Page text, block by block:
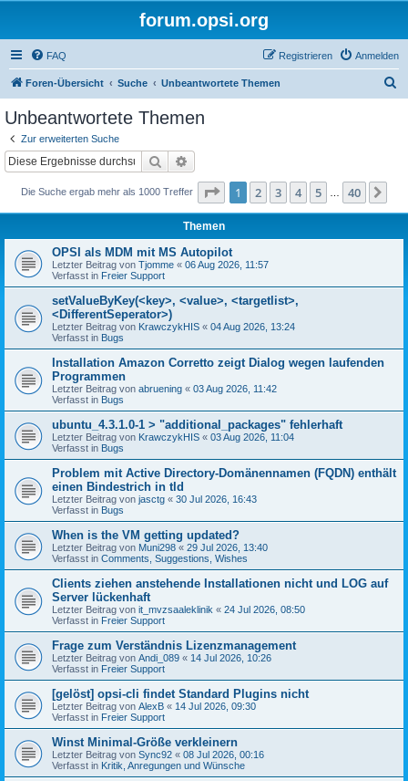
forum.opsi.org
FAQ Anmelden
Registrieren
Foren-Übersicht Suche Unbeantwortete Themen
Unbeantwortete Themen
Zur erweiterten Suche
Suche
Die Suche ergab mehr als 1000 Treffer Seite 1von 40
1 2 3 4 5 40
Themen
OPSI als MDM mit MS Autopilot
Letzter Beitrag von Tjomme « 06 Aug 2026, 11:57
Verfasst in Freier Support
setValueByKey(<key>, <value>, <targetlist>,
<DifferentSeperator>)
Letzter Beitrag von KrawczykHIS « 04 Aug 2026, 13:24
Verfasst in Bugs
Installation Amazon Corretto zeigt Dialog wegen laufenden
Programmen
Letzter Beitrag von abruening « 03 Aug 2026, 11:42
Verfasst in Bugs
ubuntu_4.3.1.0-1 > "additional_packages" fehlerhaft
Letzter Beitrag von KrawczykHIS « 03 Aug 2026, 11:04
Verfasst in Bugs
Problem mit Active Directory-Domänennamen (FQDN) enthält
einen Bindestrich in tld
Letzter Beitrag von jasctg « 30 Jul 2026, 16:43
Verfasst in Bugs
When is the VM getting updated?
Letzter Beitrag von Muni298 « 29 Jul 2026, 13:40
Verfasst in Comments, Suggestions, Wishes
Clients ziehen anstehende Installationen nicht und LOG auf
Server lückenhaft
Letzter Beitrag von it_mvzsaaleklinik « 24 Jul 2026, 08:50
Verfasst in Freier Support
Frage zum Verständnis Lizenzmanagement
Letzter Beitrag von Andi_089 « 14 Jul 2026, 10:26
Verfasst in Freier Support
[gelöst] opsi-cli findet Standard Plugins nicht
Letzter Beitrag von AlexB « 14 Jul 2026, 09:30
Verfasst in Freier Support
Winst Minimal-Größe verkleinern
Letzter Beitrag von Sync92 « 08 Jul 2026, 00:16
Verfasst in Kritik, Anregungen und Wünsche